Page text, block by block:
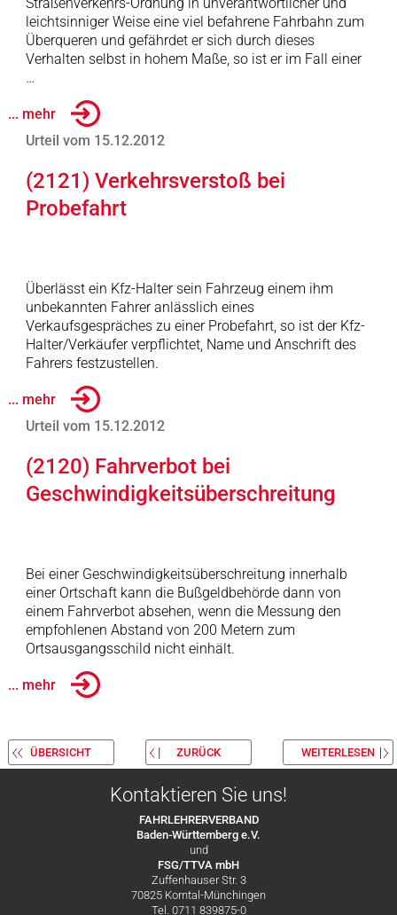
leichtsinniger Weise eine viel befahrene Fahrbahn zum
Überqueren und gefährdet er sich durch dieses
Verhalten selbst in hohem Maße, so ist er im Fall einer
…
... mehr
Urteil vom 15.12.2012
(2121) Verkehrsverstoß bei
Probefahrt
Überlässt ein Kfz-Halter sein Fahrzeug einem ihm
unbekannten Fahrer anlässlich eines
Verkaufsgespräches zu einer Probefahrt, so ist der Kfz-
Halter/Verkäufer verpflichtet, Name und Anschrift des
Fahrers festzustellen.
... mehr
Urteil vom 15.12.2012
(2120) Fahrverbot bei
Geschwindigkeitsüberschreitung
Bei einer Geschwindigkeitsüberschreitung innerhalb
einer Ortschaft kann die Bußgeldbehörde dann von
einem Fahrverbot absehen, wenn die Messung den
empfohlenen Abstand von 200 Metern zum
Ortsausgangsschild nicht einhält.
... mehr
ÜBERSICHT ZURÜCK WEITERLESEN
Kontaktieren Sie uns!
FAHRLEHRERVERBAND
Baden-Württemberg e.V.
und
FSG/TTVA mbH
Zuffenhauser Str. 3
70825 Korntal-Münchingen
Tel. 0711 839875-0